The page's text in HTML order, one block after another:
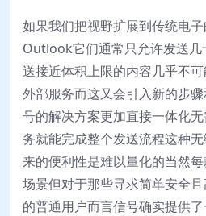
如果我们把视野扩展到传统电
Outlook它们通常只允许发送几
送接近体积上限的内容几乎不
外部服务而这又会引入新的步
号的解决方案更加直接一体化
务就能完成整个发送流程这种
来的便利性是难以量化的当然
场景但对于那些寻求简单安全
的普通用户而言信号确实提供